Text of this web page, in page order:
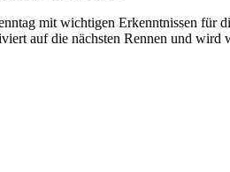
mit wichtigen Erkenntnissen für
auf die nächsten Rennen und wird